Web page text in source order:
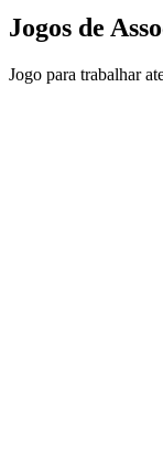
Jogos de
Jogo para trabalhar